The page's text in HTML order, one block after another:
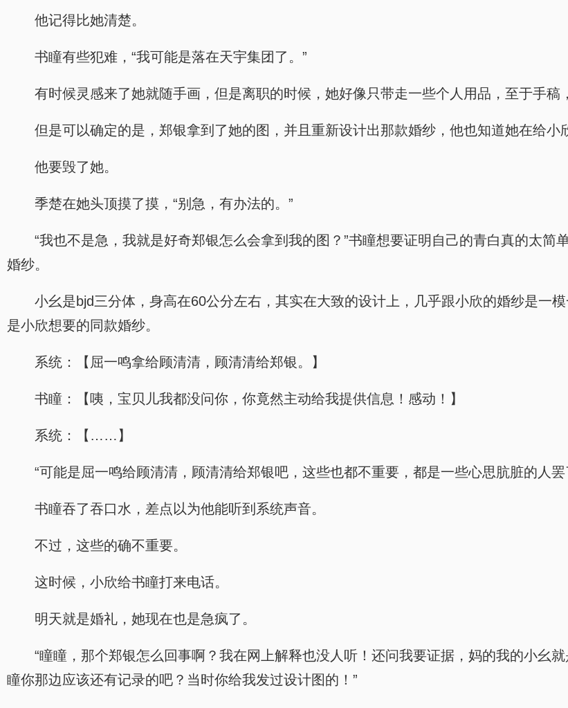
他记得比她清楚。
书瞳有些犯难，“我可能是落在天宇集团了。”
有时候灵感来了她就随手画，但是离职的时候，她好像只带走一些个人用品，至于手稿
但是可以确定的是，郑银拿到了她的图，并且重新设计出那款婚纱，他也知道她在给小
他要毁了她。
季楚在她头顶摸了摸，“别急，有办法的。”
“我也不是急，我就是好奇郑银怎么会拿到我的图？”书瞳想要证明自己的青白真的太
婚纱。
小幺是bjd三分体，身高在60公分左右，其实在大致的设计上，几乎跟小欣的婚纱是一
是小欣想要的同款婚纱。
系统：【屈一鸣拿给顾清清，顾清清给郑银。】
书瞳：【咦，宝贝儿我都没问你，你竟然主动给我提供信息！感动！】
系统：【……】
“可能是屈一鸣给顾清清，顾清清给郑银吧，这些也都不重要，都是一些心思肮脏的人罢
书瞳吞了吞口水，差点以为他能听到系统声音。
不过，这些的确不重要。
这时候，小欣给书瞳打来电话。
明天就是婚礼，她现在也是急疯了。
“瞳瞳，那个郑银怎么回事啊？我在网上解释也没人听！还问我要证据，妈的我的小幺
瞳你那边应该还有记录的吧？当时你给我发过设计图的！”